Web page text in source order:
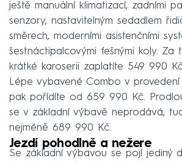
ještě manuální klimatizací, zadními
senzory, nastavitelným sedadlem
směrech, moderními asistenčními
šestnáctipalcovými fešnými koly. Za
krátké karoserii zaplatíte 549 990
Lépe vybavené Combo v provedení
pak pořídíte od 659 990 Kč.
se v základní výbavě neprodává,
nejméně 689 990 Kč.
Jezdí pohodlně a nežere
Se základní výbavou se pojí jediný